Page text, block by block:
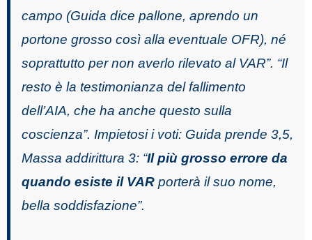
campo (Guida dice pallone, aprendo un
portone grosso così alla eventuale OFR), né
soprattutto per non averlo rilevato al VAR”. “Il
resto è la testimonianza del fallimento
dell’AIA, che ha anche questo sulla
coscienza”. Impietosi i voti: Guida prende 3,5,
Massa addirittura 3: “Il più grosso errore da
quando esiste il VAR porterà il suo nome,
bella soddisfazione”.